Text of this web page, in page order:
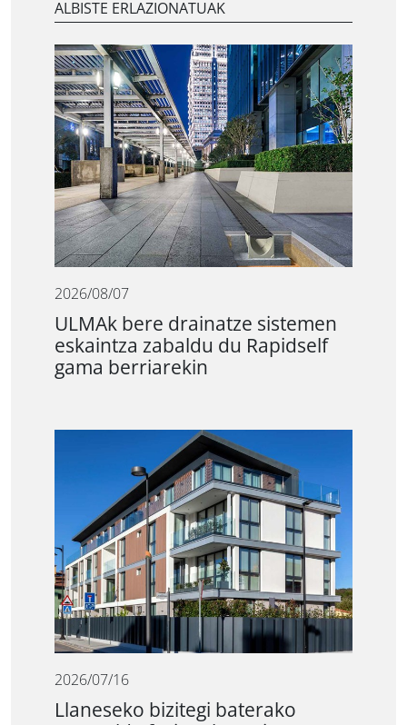
ALBISTE ERLAZIONATUAK
2026/08/07
ULMAk bere drainatze sistemen
eskaintza zabaldu du Rapidself
gama berriarekin
2026/07/16
Llaneseko bizitegi baterako